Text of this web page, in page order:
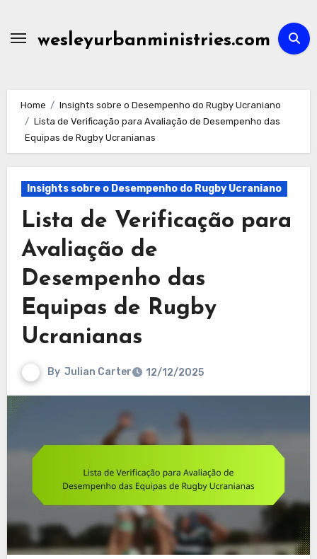
contentwesleyurbanministries.com
Home
Insights sobre o Desempenho do Rugby Ucraniano
Lista de Verificação para Avaliação de Desempenho das
Equipas de Rugby Ucranianas
Insights sobre o Desempenho do Rugby Ucraniano
Lista de Verificação para
Avaliação de
Desempenho das
Equipas de Rugby
Ucranianas
By Julian Carter 12/12/2025